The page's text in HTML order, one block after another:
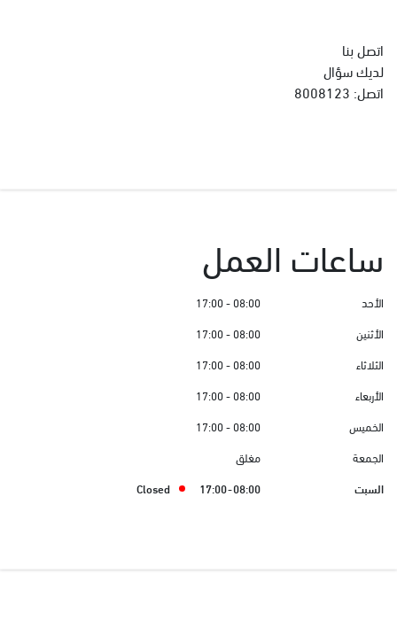
اتصل بنا
لديك سؤال
اتصل:
8008123
ساعات العمل
الأحد
08:00 - 17:00
الأثنين
08:00 - 17:00
الثلاثاء
08:00 - 17:00
الأربعاء
08:00 - 17:00
الخميس
08:00 - 17:00
الجمعة
مغلق
السبت 08:00 - 17:00
Closed